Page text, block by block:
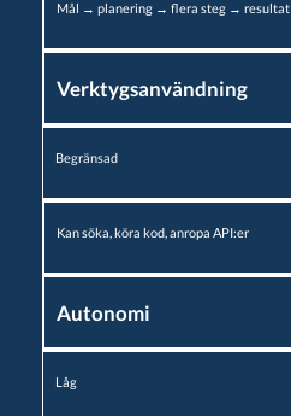
Mål → planering → flera steg → resultat
Verktygsanvändning
Begränsad
Kan söka, köra kod, anropa API:er
Autonomi
Låg